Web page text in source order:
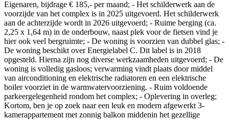
Eigenaren, bijdrage € 185,- per maand; - Het schilderwerk aan de
voorzijde van het complex is in 2025 uitgevoerd. Het schilderwerk
aan de achterzijde wordt in 2026 uitgevoerd; - Ruime berging (ca.
2,25 x 1,64 m) in de onderbouw, naast plek voor de fietsen vind je
hier ook veel bergruimte; - De woning is voorzien van dubbel glas; -
De woning beschikt over Energielabel C. Dit label is in 2018
opgesteld. Hierna zijn nog diverse werkzaamheden uitgevoerd; - De
woning is volledig gasloos; verwarming vindt plaats door middel
van airconditioning en elektrische radiatoren en een elektrische
boiler voorziet in de warmwatervoorziening. - Ruim voldoende
parkeergelegenheid rondom het complex; - Oplevering in overleg;
Kortom, ben je op zoek naar een leuk en modern afgewerkt 3-
kamerappartement met zonnig balkon middenin het gezellige